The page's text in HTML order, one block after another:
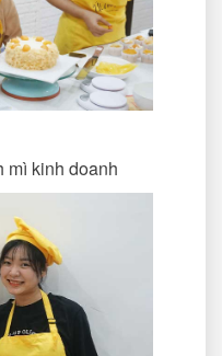
mì kinh doanh